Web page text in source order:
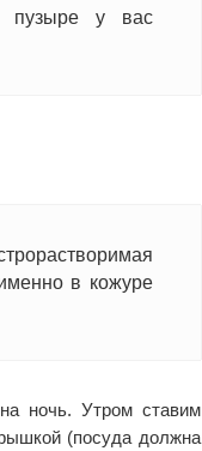
пузыре у вас
в кожуре
ночь. Утром ставим
(посуда должна